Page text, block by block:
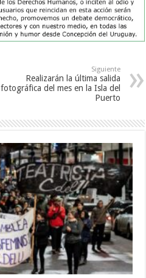
Siguiente
Realizarán la última salida
fotográfica del mes en la Isla del
Puerto